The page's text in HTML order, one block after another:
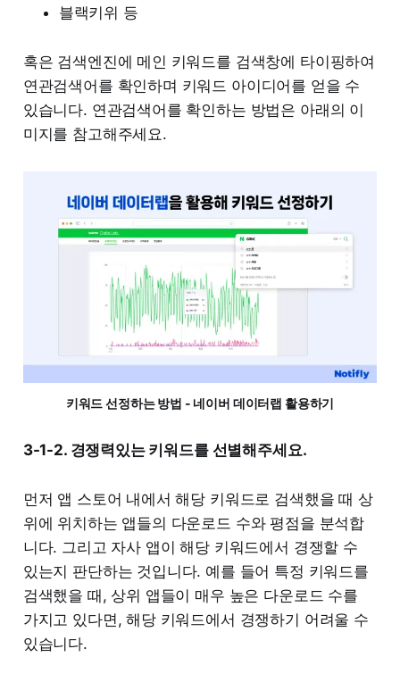
블랙키위 등
혹은 검색엔진에 메인 키워드를 검색창에 타이핑하여
연관검색어를 확인하며 키워드 아이디어를 얻을 수
있습니다. 연관검색어를 확인하는 방법은 아래의 이
미지를 참고해주세요.
키워드 선정하는 방법 - 네이버 데이터랩 활용하기
3-1-2. 경쟁력있는 키워드를 선별해주세요.
먼저 앱 스토어 내에서 해당 키워드로 검색했을 때 상
위에 위치하는 앱들의 다운로드 수와 평점을 분석합
니다. 그리고 자사 앱이 해당 키워드에서 경쟁할 수
있는지 판단하는 것입니다. 예를 들어 특정 키워드를
검색했을 때, 상위 앱들이 매우 높은 다운로드 수를
가지고 있다면, 해당 키워드에서 경쟁하기 어려울 수
있습니다.